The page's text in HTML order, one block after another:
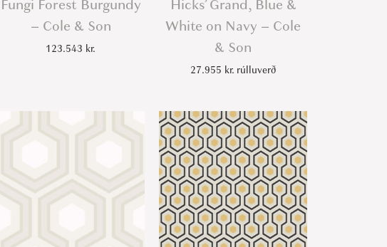
Fungi Forest Burgundy
– Cole & Son
123.543 kr.
Hicks’ Grand, Blue &
White on Navy – Cole
& Son
27.955 kr. rúlluverð